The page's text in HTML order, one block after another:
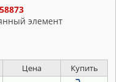
элемент
Цена Купить